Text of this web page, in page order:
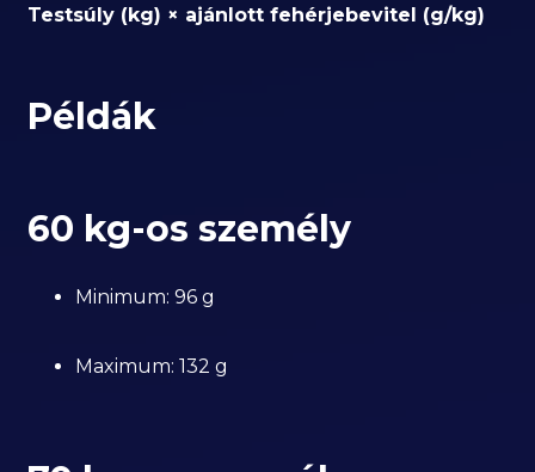
Testsúly (kg) × ajánlott fehérjebevitel (g/kg)
Példák
60 kg-os személy
Minimum: 96 g
Maximum: 132 g